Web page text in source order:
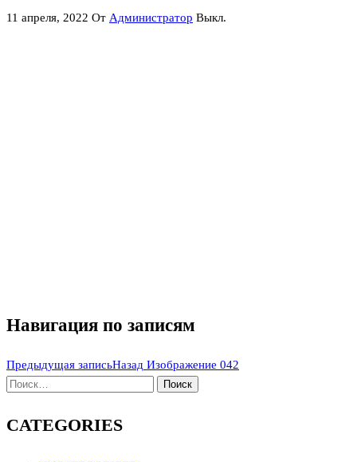
11 апреля, 2022 От Администратор Выкл.
Навигация по записям
Предыдущая записьНазад Изображение 042
CATEGORIES